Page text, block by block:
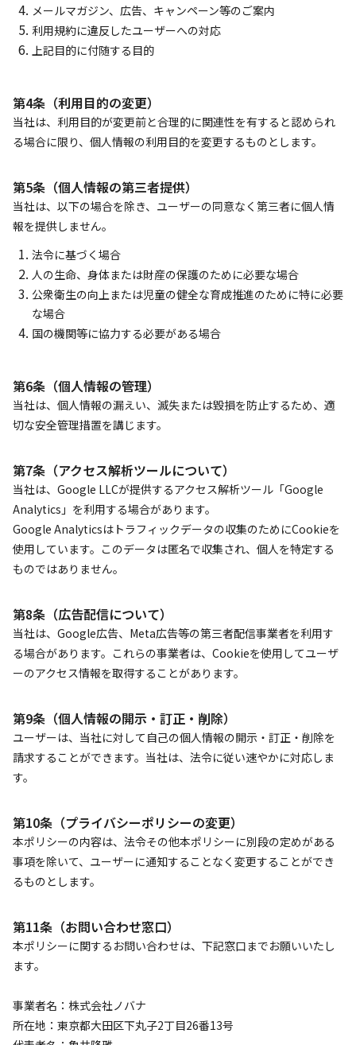
メールマガジン、広告、キャンペーン等のご案内
利用規約に違反したユーザーへの対応
上記目的に付随する目的
第4条（利用目的の変更）
当社は、利用目的が変更前と合理的に関連性を有すると認められ
る場合に限り、個人情報の利用目的を変更するものとします。
第5条（個人情報の第三者提供）
当社は、以下の場合を除き、ユーザーの同意なく第三者に個人情
報を提供しません。
法令に基づく場合
人の生命、身体または財産の保護のために必要な場合
公衆衛生の向上または児童の健全な育成推進のために特に必要
な場合
国の機関等に協力する必要がある場合
第6条（個人情報の管理）
当社は、個人情報の漏えい、滅失または毀損を防止するため、適
切な安全管理措置を講じます。
第7条（アクセス解析ツールについて）
当社は、Google LLCが提供するアクセス解析ツール「Google
Analytics」を利用する場合があります。
Google Analyticsはトラフィックデータの収集のためにCookieを
使用しています。このデータは匿名で収集され、個人を特定する
ものではありません。
第8条（広告配信について）
当社は、Google広告、Meta広告等の第三者配信事業者を利用す
る場合があります。これらの事業者は、Cookieを使用してユーザ
ーのアクセス情報を取得することがあります。
第9条（個人情報の開示・訂正・削除）
ユーザーは、当社に対して自己の個人情報の開示・訂正・削除を
請求することができます。当社は、法令に従い速やかに対応しま
す。
第10条（プライバシーポリシーの変更）
本ポリシーの内容は、法令その他本ポリシーに別段の定めがある
事項を除いて、ユーザーに通知することなく変更することができ
るものとします。
第11条（お問い合わせ窓口）
本ポリシーに関するお問い合わせは、下記窓口までお願いいたし
ます。
事業者名：株式会社ノバナ
所在地：東京都大田区下丸子2丁目26番13号